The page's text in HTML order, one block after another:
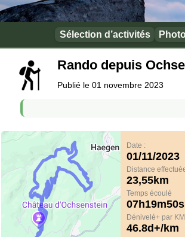
Sélection d’activités
Rando depuis
Publié le 01 novembre 2023
Date :
01/11/2023
Distance
23,55km
Temps écoulé
07h19m50s
Dénivelé+ par
46.8d+/km